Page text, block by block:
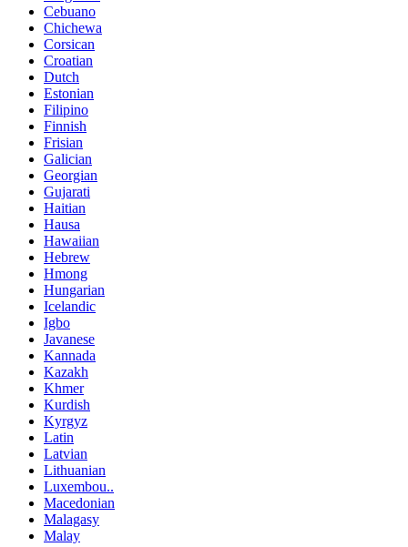
Cebuano
Chichewa
Corsican
Croatian
Dutch
Estonian
Filipino
Finnish
Frisian
Galician
Georgian
Gujarati
Haitian
Hausa
Hawaiian
Hebrew
Hmong
Hungarian
Icelandic
Igbo
Javanese
Kannada
Kazakh
Khmer
Kurdish
Kyrgyz
Latin
Latvian
Lithuanian
Luxembou..
Macedonian
Malagasy
Malay